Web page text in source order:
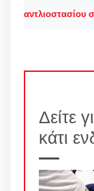
αντλιοστασίου
Δείτε
κάτι